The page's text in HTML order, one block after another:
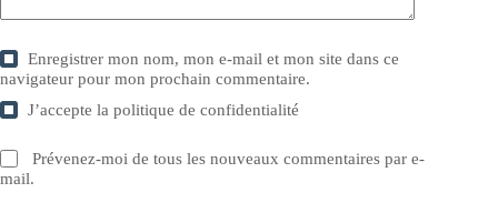
Enregistrer mon nom, mon e-mail et mon site dans ce
navigateur pour mon prochain commentaire.
J’accepte lapolitique de confidentialité
Prévenez-moi de tous les nouveaux commentaires par e-
mail.